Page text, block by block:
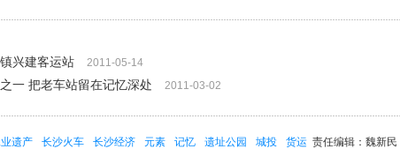
兴建客运站
2011-05-14
一 把老车站留在记忆深处 2011-03-02
责任编辑：魏新民
遗产 长沙火车 长沙经济 元素 记忆 遗址公园 城投
货运